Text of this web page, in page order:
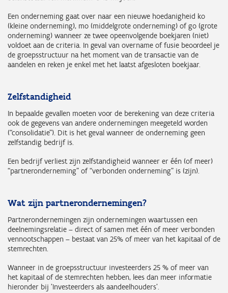
Een onderneming gaat over naar een nieuwe hoedanigheid ko
(kleine onderneming), mo (middelgrote onderneming) of go (grote
onderneming) wanneer ze twee opeenvolgende boekjaren (niet)
voldoet aan de criteria. In geval van overname of fusie beoordeel je
de groepsstructuur na het moment van de transactie van de
aandelen en reken je enkel met het laatst afgesloten boekjaar.
Zelfstandigheid
In bepaalde gevallen moeten voor de berekening van deze criteria
ook de gegevens van andere ondernemingen meegeteld worden
(“consolidatie”). Dit is het geval wanneer de onderneming geen
zelfstandig bedrijf is.
Een bedrijf verliest zijn zelfstandigheid wanneer er één (of meer)
“partneronderneming” of “verbonden onderneming” is (zijn).
Wat zijn partnerondernemingen?
Partnerondernemingen zijn ondernemingen waartussen een
deelnemingsrelatie – direct of samen met één of meer verbonden
vennootschappen – bestaat van 25% of meer van het kapitaal of de
stemrechten.
Wanneer in de groepsstructuur investeerders 25 % of meer van
het kapitaal of de stemrechten hebben, lees dan meer informatie
hieronder bij 'Investeerders als aandeelhouders'.